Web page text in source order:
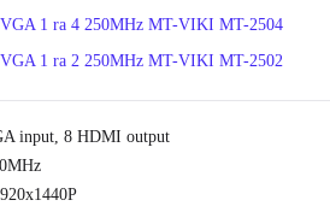
1 ra 4 250MHz MT-VIKI MT-2504
1 ra 2 250MHz MT-VIKI MT-2502
input, 8 HDMI output